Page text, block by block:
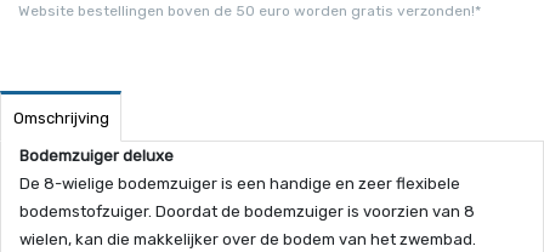
Website bestellingen boven de 50 euro worden gratis verzonden!*
Omschrijving
Bodemzuiger deluxe
De 8-wielige bodemzuiger is een handige en zeer flexibele
bodemstofzuiger. Doordat de bodemzuiger is voorzien van 8
wielen, kan die makkelijker over de bodem van het zwembad.